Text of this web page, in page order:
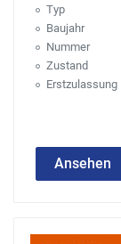
Typ
Baujahr
Nummer
Zustand
Erstzulassung
Ansehen